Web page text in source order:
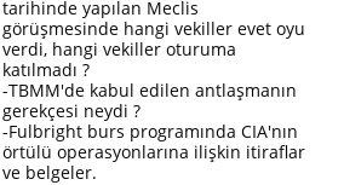
tarihinde yapılan Meclis
görüşmesinde hangi vekiller evet oyu
verdi, hangi vekiller oturuma
katılmadı ?
-TBMM'de kabul edilen antlaşmanın
gerekçesi neydi ?
-Fulbright burs programında CIA'nın
örtülü operasyonlarına ilişkin itiraflar
ve belgeler.